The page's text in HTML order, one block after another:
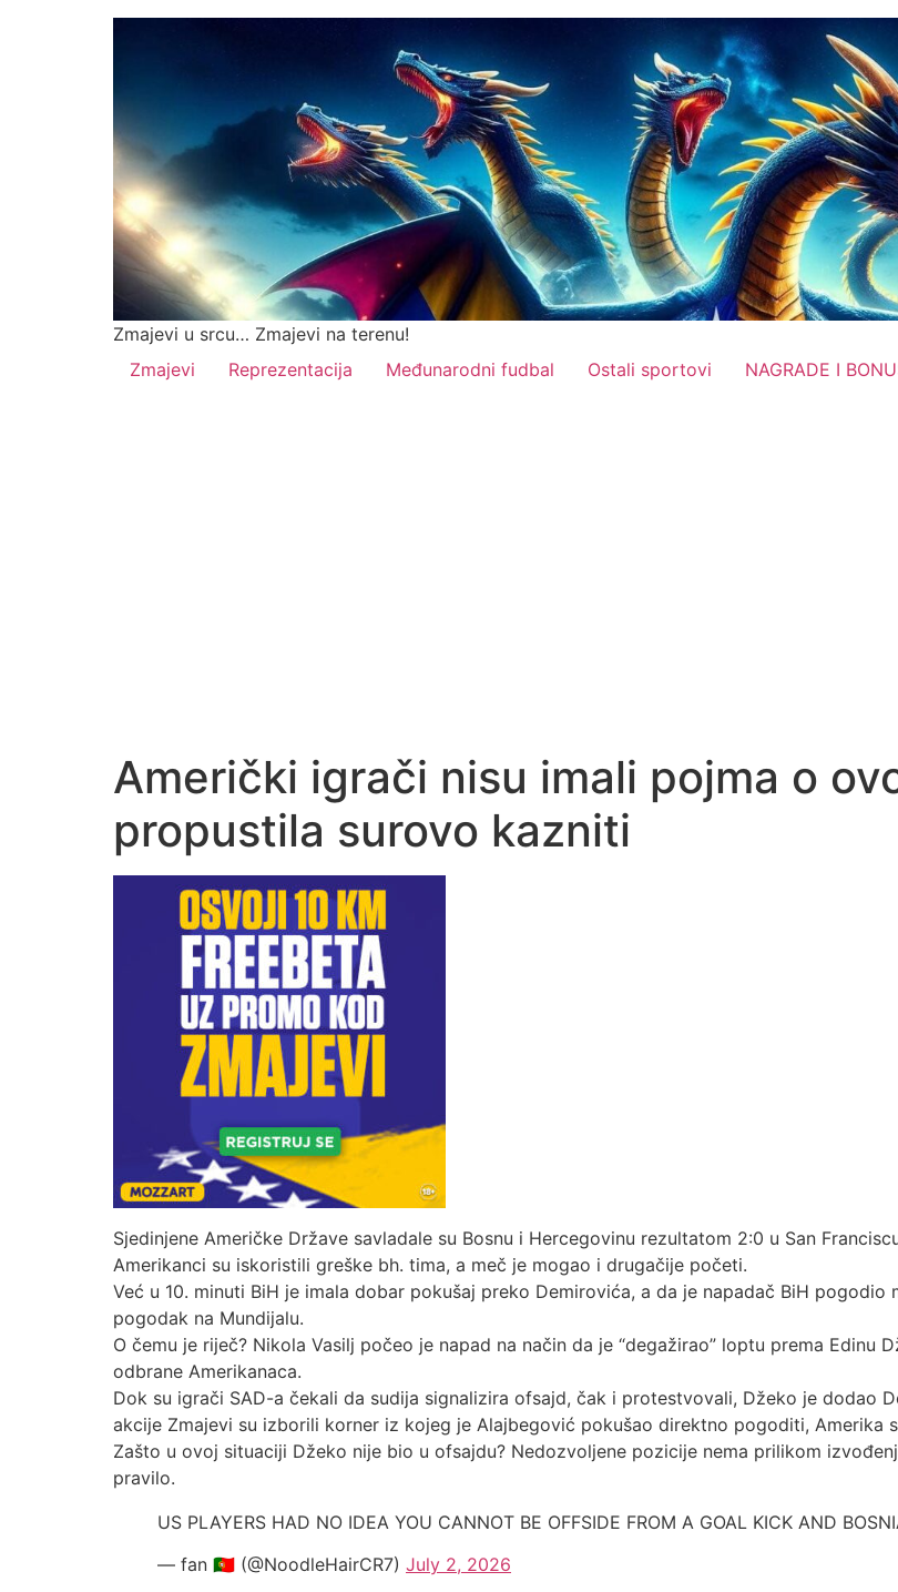
Zmajevi u srcu… Zmajevi na terenu!
Zmajevi
Reprezentacija Međunarodni fudbal Ostali sportovi NAGRADE I
Američki igrači nisu imali pojma o
propustila surovo kazniti
Sjedinjene Američke Države savladale su Bosnu i Hercegovinu rezultatom 2:0 u San
Amerikanci su iskoristili greške bh. tima, a meč je mogao i drugačije početi.
Već u 10. minuti BiH je imala dobar pokušaj preko Demirovića, a da je napadač BiH
pogodak na Mundijalu.
O čemu je riječ? Nikola Vasilj počeo je napad na način da je “degažirao” loptu prema
odbrane Amerikanaca.
Dok su igrači SAD-a čekali da sudija signalizira ofsajd, čak i protestvovali, Džeko je dodao
akcije Zmajevi su izborili korner iz kojeg je Alajbegović pokušao direktno pogoditi, Amerika
Zašto u ovoj situaciji Džeko nije bio u ofsajdu? Nedozvoljene pozicije nema prilikom
pravilo.
US PLAYERS HAD NO IDEA YOU CANNOT BE OFFSIDE FROM A GOAL KICK AND
— fan 🇵🇹 (@NoodleHairCR7) July 2, 2026